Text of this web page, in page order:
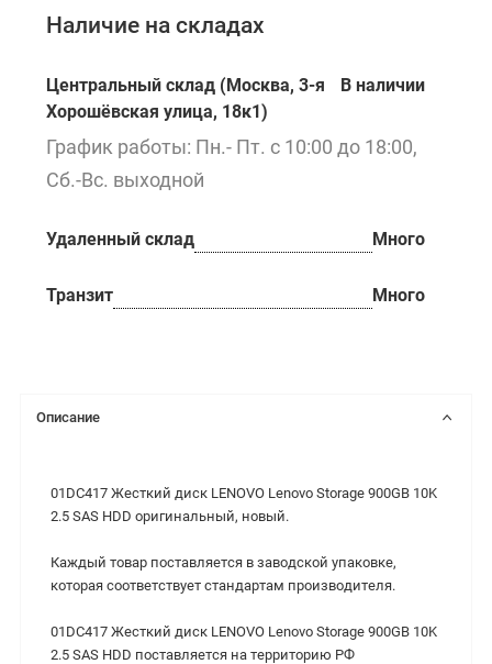
Наличие на складах
Центральный склад (Москва, 3-я
Хорошёвская улица, 18к1)
В наличии
График работы: Пн.- Пт. с 10:00 до 18:00,
Сб.-Вс. выходной
Удаленный склад Много
Транзит Много
Описание
01DC417 Жесткий диск LENOVO Lenovo Storage 900GB 10K
2.5 SAS HDD оригинальный, новый.
Каждый товар поставляется в заводской упаковке,
которая соответствует стандартам производителя.
01DC417 Жесткий диск LENOVO Lenovo Storage 900GB 10K
2.5 SAS HDD поставляется на территорию РФ